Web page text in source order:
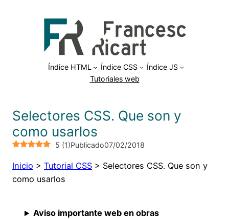
Índice HTML Índice CSS
Índice JS
Tutoriales web
Selectores CSS. Que son y
como usarlos
5 (1)Publicado07/02/2018
Inicio > Tutorial CSS > Selectores CSS. Que son y
como usarlos
Aviso importante web en obras